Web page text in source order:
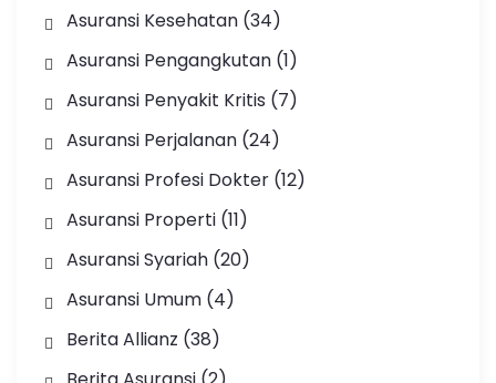
Asuransi Kesehatan(34)
Asuransi Pengangkutan(1)
Asuransi Penyakit Kritis (7)
Asuransi Perjalanan(24)
Asuransi Profesi Dokter(12)
Asuransi Properti(11)
Asuransi Syariah(20)
Asuransi Umum(4)
Berita Allianz (38)